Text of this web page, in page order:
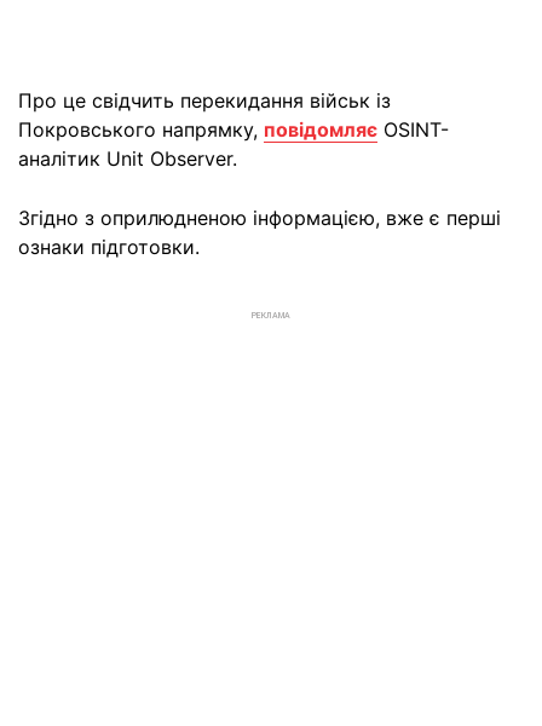
Про це свідчить перекидання військ із
Покровського напрямку, повідомляє OSINT-
аналітик Unit Observer.
Згідно з оприлюдненою інформацією, вже є перші
ознаки підготовки.
РЕКЛАМА